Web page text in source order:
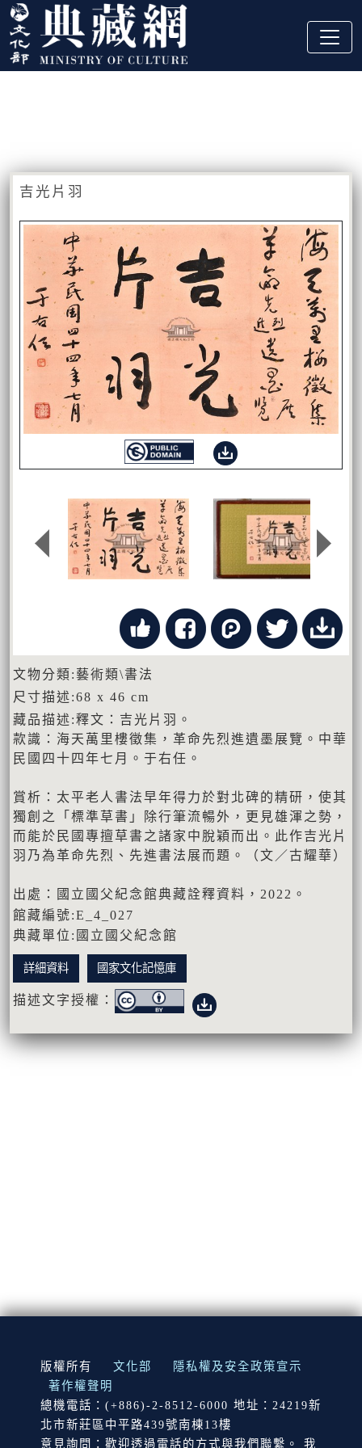
跳到主要內容
:::
吉光片羽
文物分類:藝術類\書法
尺寸描述:68 x 46 cm
藏品描述:釋文：吉光片羽。
款識：海天萬里樓徵集，革命先烈進遺墨展覽。中華
民國四十四年七月。于右任。
賞析：太平老人書法早年得力於對北碑的精研，使其
獨創之「標準草書」除行筆流暢外，更見雄渾之勢，
而能於民國專擅草書之諸家中脫穎而出。此作吉光片
羽乃為革命先烈、先進書法展而題。（文／古耀華）
出處：國立國父紀念館典藏詮釋資料，2022。
館藏編號:E_4_027
典藏單位:國立國父紀念館
詳細資料 國家文化記憶庫
描述文字授權：
:::
版權所有 文化部
隱私權及安全政策宣示
著作權聲明
總機電話：(+886)-2-8512-6000 地址：24219新
北市新莊區中平路439號南棟13樓
意見詢問：歡迎透過電話的方式與我們聯繫。 我